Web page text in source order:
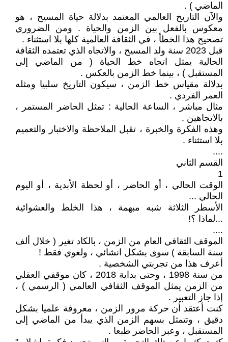
الماضي ) .
والآن التاريخ العالمي المعتمد بدلالة حياة المسيح ، هو
معكوس بالفعل بين الزمن والحياة . ومن الضروري
تصحيح هذا الخطأ ، في الثقافة العالمية كلها بلا استثناء .
قبل 2023 سنة ولد المسيح ، والاتجاه الذي تعتمده الثقافة
الحالية يمثل اتجاه خط الحياة ( من الماضي إلى
المستقبل ) ، بينما خط الزمن بالعكس .
بدلالة مقياس خط الزمن ، سيكون التاريخ سلبيا ومثله
العمر الفردي .
مثال مباشر ، الساعة الحالية : تمثل الحاضر المستمر ،
بالاتجاهين .
وهذه الفكرة والخبرة ، تقبل الملاحظة والاختبار والتعميم
بلا استثناء .
....
القسم الثاني
1
الوقت الحالي ، أو الحاضر ، أو لحظة الأبدية ، أو اليوم
الحالي ...
الأسطر الثلاثة شبه مبهمة ، هذا الخلط والعشوائية
...لماذا ؟!
....
الموقف الثقافي العام من الزمن ، بالكاد تغير ( خلال ألف
سنة السابقة ) سوى بشكل انشائي ، ولغوي فقط !
أعرف هذا من تجربتي الشخصية .
من سنة 1998 ، وحتى بداية 2018 ، كان موقفي العقلي
من الزمن يمثل الموقف الثقافي العالمي ( الرسمي ) ،
إذا جاز التعبير .
كنت أعتقد أن حركة مرور الزمن ، معروفة علميا بشكل
دقيق ، وتتمثل بسهم الزمن الذي يبدأ من الماضي إلى
المستقبل ، وعبر الحاضر طبعا .